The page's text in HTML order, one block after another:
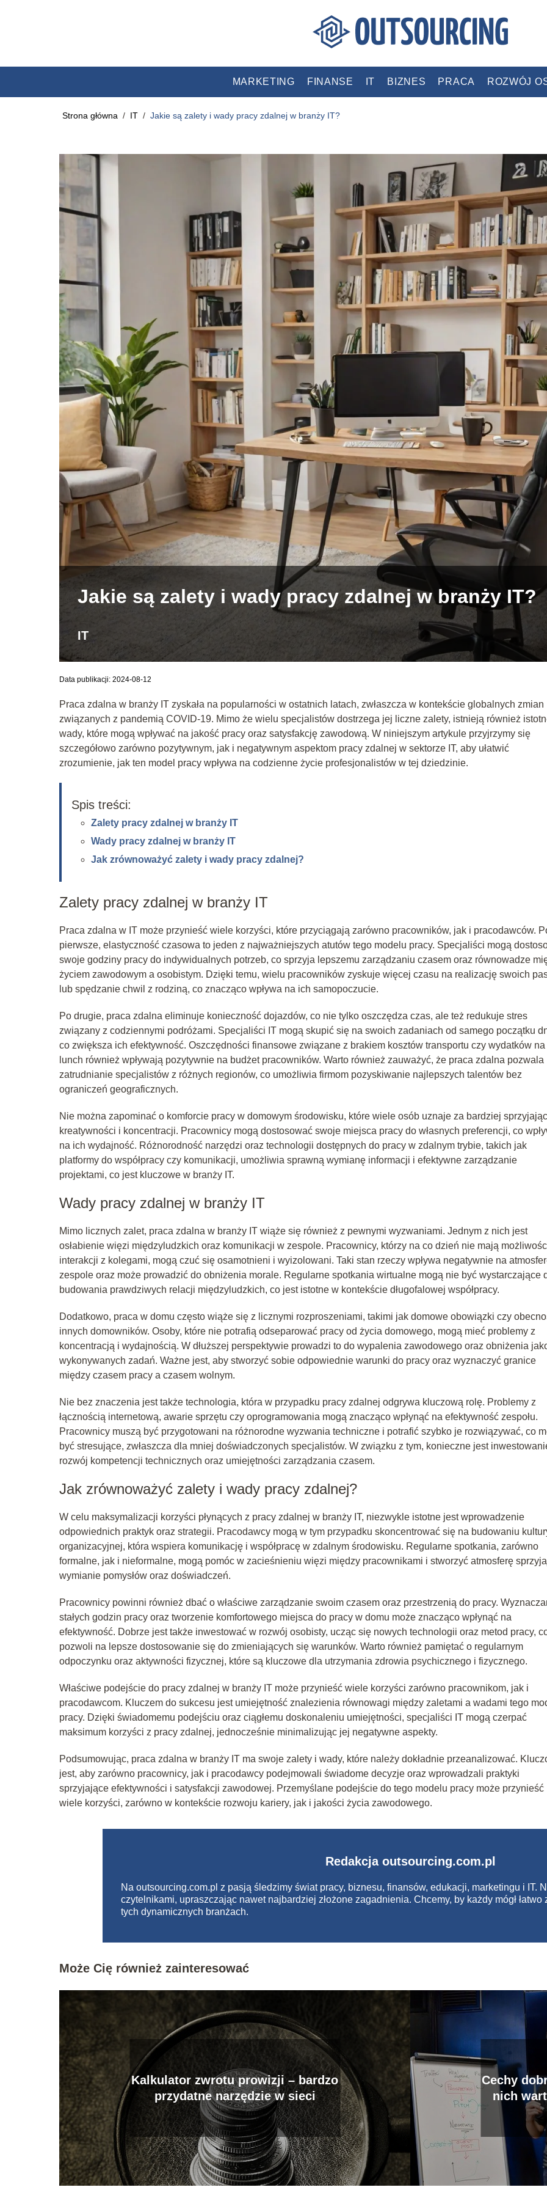
MARKETING FINANSE IT BIZNES PRACA ROZWÓJ
Strona główna / IT / Jakie są zalety i wady pracy zdalnej w branży IT?
Jakie są zalety i wady pracy zdalnej w branży IT?
IT
Data publikacji: 2024-08-12
Praca zdalna w branży IT zyskała na popularności w ostatnich latach, zwłaszcza w kontekście globalnych zmian
związanych z pandemią COVID-19. Mimo że wielu specjalistów dostrzega jej liczne zalety, istnieją również
wady, które mogą wpływać na jakość pracy oraz satysfakcję zawodową. W niniejszym artykule przyjrzymy się
szczegółowo zarówno pozytywnym, jak i negatywnym aspektom pracy zdalnej w sektorze IT, aby ułatwić
zrozumienie, jak ten model pracy wpływa na codzienne życie profesjonalistów w tej dziedzinie.
Spis treści:
Zalety pracy zdalnej w branży IT
Wady pracy zdalnej w branży IT
Jak zrównoważyć zalety i wady pracy zdalnej?
Zalety pracy zdalnej w branży IT
Praca zdalna w IT może przynieść wiele korzyści, które przyciągają zarówno pracowników, jak i pracodawców.
pierwsze, elastyczność czasowa to jeden z najważniejszych atutów tego modelu pracy. Specjaliści mogą
swoje godziny pracy do indywidualnych potrzeb, co sprzyja lepszemu zarządzaniu czasem oraz równowadze
życiem zawodowym a osobistym. Dzięki temu, wielu pracowników zyskuje więcej czasu na realizację swoich
lub spędzanie chwil z rodziną, co znacząco wpływa na ich samopoczucie.
Po drugie, praca zdalna eliminuje konieczność dojazdów, co nie tylko oszczędza czas, ale też redukuje stres
związany z codziennymi podróżami. Specjaliści IT mogą skupić się na swoich zadaniach od samego początku
co zwiększa ich efektywność. Oszczędności finansowe związane z brakiem kosztów transportu czy wydatków na
lunch również wpływają pozytywnie na budżet pracowników. Warto również zauważyć, że praca zdalna pozwala
zatrudnianie specjalistów z różnych regionów, co umożliwia firmom pozyskiwanie najlepszych talentów bez
ograniczeń geograficznych.
Nie można zapominać o komforcie pracy w domowym środowisku, które wiele osób uznaje za bardziej
kreatywności i koncentracji. Pracownicy mogą dostosować swoje miejsca pracy do własnych preferencji, co
na ich wydajność. Różnorodność narzędzi oraz technologii dostępnych do pracy w zdalnym trybie, takich jak
platformy do współpracy czy komunikacji, umożliwia sprawną wymianę informacji i efektywne zarządzanie
projektami, co jest kluczowe w branży IT.
Wady pracy zdalnej w branży IT
Mimo licznych zalet, praca zdalna w branży IT wiąże się również z pewnymi wyzwaniami. Jednym z nich jest
osłabienie więzi międzyludzkich oraz komunikacji w zespole. Pracownicy, którzy na co dzień nie mają
interakcji z kolegami, mogą czuć się osamotnieni i wyizolowani. Taki stan rzeczy wpływa negatywnie na
zespole oraz może prowadzić do obniżenia morale. Regularne spotkania wirtualne mogą nie być wystarczające
budowania prawdziwych relacji międzyludzkich, co jest istotne w kontekście długofalowej współpracy.
Dodatkowo, praca w domu często wiąże się z licznymi rozproszeniami, takimi jak domowe obowiązki czy
innych domowników. Osoby, które nie potrafią odseparować pracy od życia domowego, mogą mieć problemy z
koncentracją i wydajnością. W dłuższej perspektywie prowadzi to do wypalenia zawodowego oraz obniżenia
wykonywanych zadań. Ważne jest, aby stworzyć sobie odpowiednie warunki do pracy oraz wyznaczyć granice
między czasem pracy a czasem wolnym.
Nie bez znaczenia jest także technologia, która w przypadku pracy zdalnej odgrywa kluczową rolę. Problemy z
łącznością internetową, awarie sprzętu czy oprogramowania mogą znacząco wpłynąć na efektywność zespołu.
Pracownicy muszą być przygotowani na różnorodne wyzwania techniczne i potrafić szybko je rozwiązywać, co
być stresujące, zwłaszcza dla mniej doświadczonych specjalistów. W związku z tym, konieczne jest
rozwój kompetencji technicznych oraz umiejętności zarządzania czasem.
Jak zrównoważyć zalety i wady pracy zdalnej?
W celu maksymalizacji korzyści płynących z pracy zdalnej w branży IT, niezwykle istotne jest wprowadzenie
odpowiednich praktyk oraz strategii. Pracodawcy mogą w tym przypadku skoncentrować się na budowaniu
organizacyjnej, która wspiera komunikację i współpracę w zdalnym środowisku. Regularne spotkania, zarówno
formalne, jak i nieformalne, mogą pomóc w zacieśnieniu więzi między pracownikami i stworzyć atmosferę
wymianie pomysłów oraz doświadczeń.
Pracownicy powinni również dbać o właściwe zarządzanie swoim czasem oraz przestrzenią do pracy.
stałych godzin pracy oraz tworzenie komfortowego miejsca do pracy w domu może znacząco wpłynąć na
efektywność. Dobrze jest także inwestować w rozwój osobisty, ucząc się nowych technologii oraz metod pracy,
pozwoli na lepsze dostosowanie się do zmieniających się warunków. Warto również pamiętać o regularnym
odpoczynku oraz aktywności fizycznej, które są kluczowe dla utrzymania zdrowia psychicznego i fizycznego.
Właściwe podejście do pracy zdalnej w branży IT może przynieść wiele korzyści zarówno pracownikom, jak i
pracodawcom. Kluczem do sukcesu jest umiejętność znalezienia równowagi między zaletami a wadami tego
pracy. Dzięki świadomemu podejściu oraz ciągłemu doskonaleniu umiejętności, specjaliści IT mogą czerpać
maksimum korzyści z pracy zdalnej, jednocześnie minimalizując jej negatywne aspekty.
Podsumowując, praca zdalna w branży IT ma swoje zalety i wady, które należy dokładnie przeanalizować.
jest, aby zarówno pracownicy, jak i pracodawcy podejmowali świadome decyzje oraz wprowadzali praktyki
sprzyjające efektywności i satysfakcji zawodowej. Przemyślane podejście do tego modelu pracy może przynieść
wiele korzyści, zarówno w kontekście rozwoju kariery, jak i jakości życia zawodowego.
Redakcja outsourcing.com.pl
Na outsourcing.com.pl z pasją śledzimy świat pracy, biznesu, finansów, edukacji, marketingu i IT.
czytelnikami, upraszczając nawet najbardziej złożone zagadnienia. Chcemy, by każdy mógł
tych dynamicznych branżach.
Może Cię również zainteresować
Kalkulator zwrotu prowizji – bardzo
przydatne narzędzie w sieci
Cechy
nich